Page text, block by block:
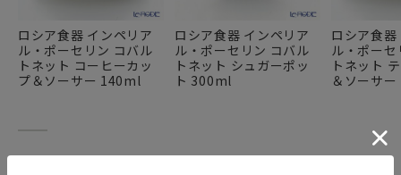
ロシア食器 インペリア
ル・ポーセリン コバル
トネット コーヒーカッ
プ＆ソーサー 140ml
ロシア食器 インペリア
ル・ポーセリン コバル
トネット シュガーポッ
ト 300ml
ロシア食
ル・ポー
トネット
＆ソーサ